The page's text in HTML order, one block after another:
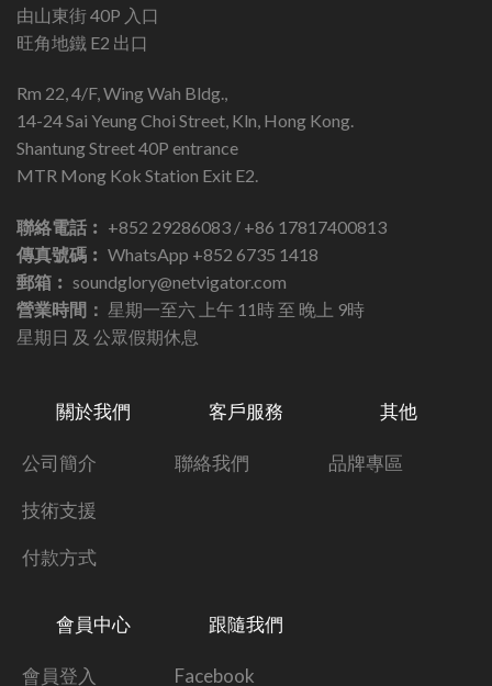
由山東街 40P 入口
旺角地鐵 E2 出口
Rm 22, 4/F, Wing Wah Bldg.,
14-24 Sai Yeung Choi Street, Kln, Hong Kong.
Shantung Street 40P entrance
MTR Mong Kok Station Exit E2.
聯絡電話︰ +852 29286083 / +86 17817400813
傳真號碼︰ WhatsApp +852 6735 1418
郵箱︰ soundglory@netvigator.com
營業時間： 星期一至六 上午 11時 至 晚上 9時
星期日 及 公眾假期休息
關於我們
公司簡介
技術支援
付款方式
客戶服務
聯絡我們
其他
品牌專區
會員中心
會員登入
跟隨我們
Facebook